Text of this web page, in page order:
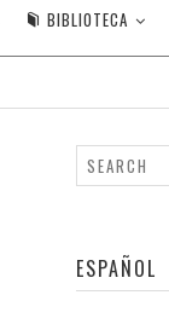
BIBLIOTECA
ESPAÑOL